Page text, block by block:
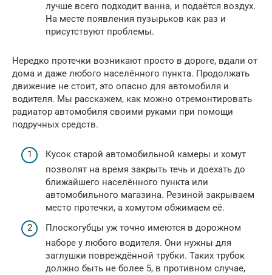
лучше всего подходит ванна, и подаётся воздух.
На месте появления пузырьков как раз и
присутствуют проблемы.
Нередко протечки возникают просто в дороге, вдали от
дома и даже любого населённого пункта. Продолжать
движение не стоит, это опасно для автомобиля и
водителя. Мы расскажем, как можно отремонтировать
радиатор автомобиля своими руками при помощи
подручных средств.
Кусок старой автомобильной камеры и хомут
позволят на время закрыть течь и доехать до
ближайшего населённого пункта или
автомобильного магазина. Резиной закрываем
место протечки, а хомутом обжимаем её.
Плоскогубцы уж точно имеются в дорожном
наборе у любого водителя. Они нужны для
заглушки повреждённой трубки. Таких трубок
должно быть не более 5, в противном случае,